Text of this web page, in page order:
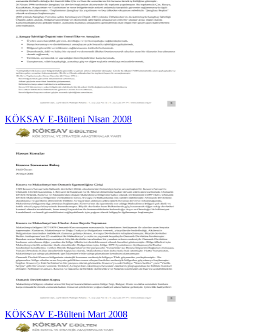
KÖKSAV E-Bülteni Nisan 2008
KÖKSAV E-Bülteni Mart 2008